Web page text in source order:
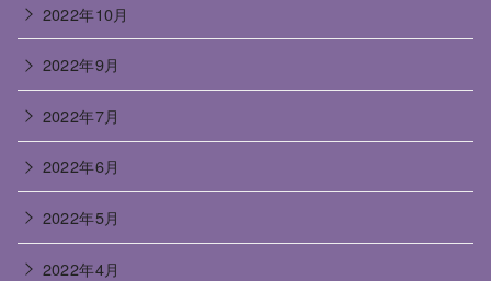
2022年10月
2022年9月
2022年7月
2022年6月
2022年5月
2022年4月